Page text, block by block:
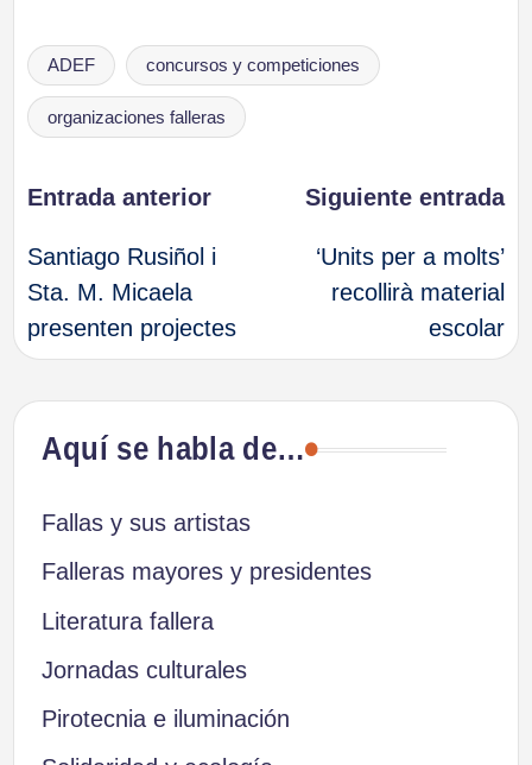
Etiquetas:
ADEF concursos y competiciones
organizaciones falleras
Navegación
de
entradas
Entrada anterior
Santiago Rusiñol i
Sta. M. Micaela
presenten projectes
Siguiente entrada
‘Units per a molts’
recollirà material
escolar
Aquí se habla de…
Fallas y sus artistas
Falleras mayores y presidentes
Literatura fallera
Jornadas culturales
Pirotecnia e iluminación